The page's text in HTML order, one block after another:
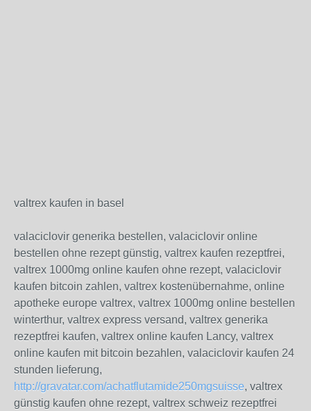
valtrex kaufen in basel
valaciclovir generika bestellen, valaciclovir online
bestellen ohne rezept günstig, valtrex kaufen rezeptfrei,
valtrex 1000mg online kaufen ohne rezept, valaciclovir
kaufen bitcoin zahlen, valtrex kostenübernahme, online
apotheke europe valtrex, valtrex 1000mg online bestellen
winterthur, valtrex express versand, valtrex generika
rezeptfrei kaufen, valtrex online kaufen Lancy, valtrex
online kaufen mit bitcoin bezahlen, valaciclovir kaufen 24
stunden lieferung,
http://gravatar.com/achatflutamide250mgsuisse, valtrex
günstig kaufen ohne rezept, valtrex schweiz rezeptfrei